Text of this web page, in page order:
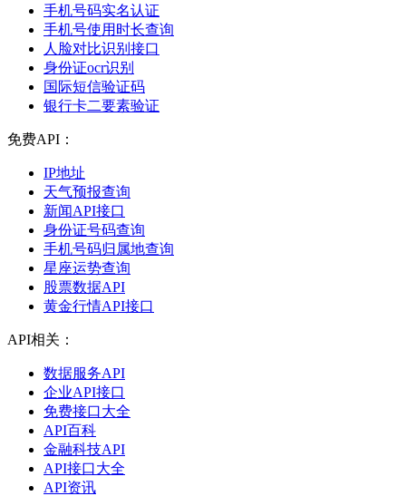
手机号码实名认证
手机号使用时长查询
人脸对比识别接口
身份证ocr识别
国际短信验证码
银行卡二要素验证
免费API：
IP地址
天气预报查询
新闻API接口
身份证号码查询
手机号码归属地查询
星座运势查询
股票数据API
黄金行情API接口
API相关：
数据服务API
企业API接口
免费接口大全
API百科
金融科技API
API接口大全
API资讯